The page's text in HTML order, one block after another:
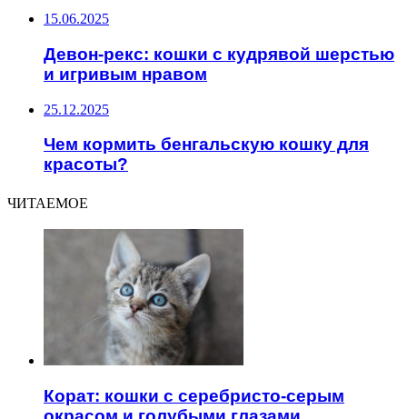
15.06.2025
Девон-рекс: кошки с кудрявой шерстью
и игривым нравом
25.12.2025
Чем кормить бенгальскую кошку для
красоты?
ЧИТАЕМОЕ
Корат: кошки с серебристо-серым